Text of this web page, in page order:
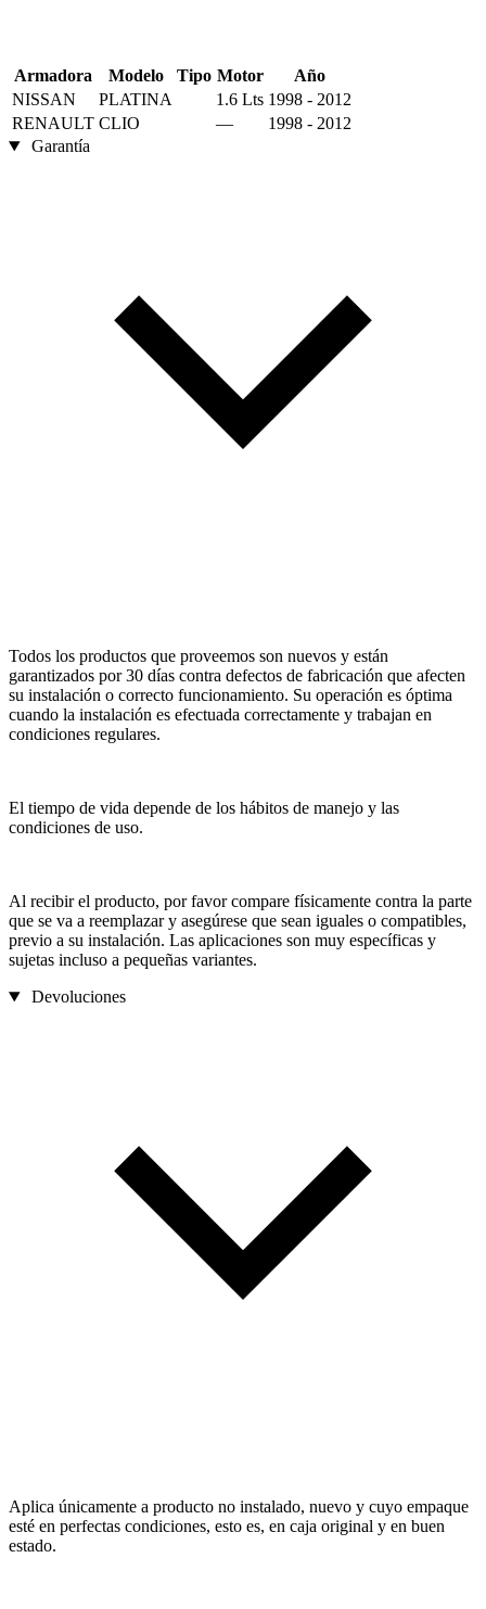
Armadora Modelo Tipo Motor
Año
NISSAN
PLATINA 1.6 Lts 1998 - 2012
RENAULT CLIO —
1998 - 2012
Garantía
Todos los productos que proveemos son nuevos y están
garantizados por 30 días contra defectos de fabricación que afecten
su instalación o correcto funcionamiento. Su operación es óptima
cuando la instalación es efectuada correctamente y trabajan en
condiciones regulares.
El tiempo de vida depende de los hábitos de manejo y las
condiciones de uso.
Al recibir el producto, por favor compare físicamente contra la parte
que se va a reemplazar y asegúrese que sean iguales o compatibles,
previo a su instalación. Las aplicaciones son muy específicas y
sujetas incluso a pequeñas variantes.
Devoluciones
Aplica únicamente a producto no instalado, nuevo y cuyo empaque
esté en perfectas condiciones, esto es, en caja original y en buen
estado.